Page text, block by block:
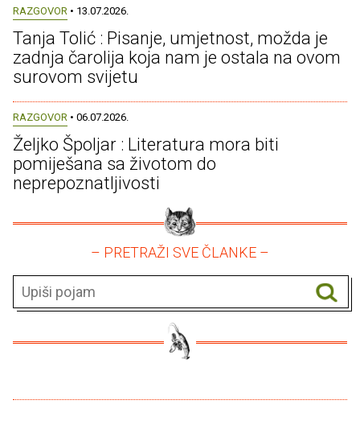
RAZGOVOR • 13.07.2026.
Tanja Tolić : Pisanje, umjetnost, možda je
zadnja čarolija koja nam je ostala na ovom
surovom svijetu
RAZGOVOR • 06.07.2026.
Željko Špoljar : Literatura mora biti
pomiješana sa životom do
neprepoznatljivosti
– PRETRAŽI SVE ČLANKE –